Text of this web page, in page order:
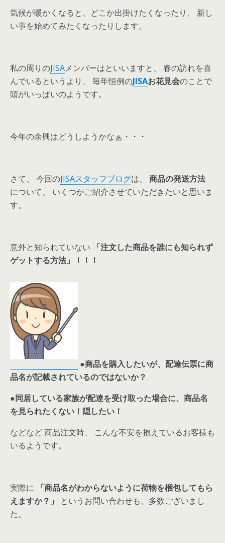
気候が暖かくなると、どこか出掛けたくなったり、 新し
い事を始めてみたくなったりします。
私の周りのJISAメンバーはといいますと、 春の訪れを喜
んでいるというより、 毎年恒例のJISAお花見会のことで
頭がいっぱいのようです。
今年の余興はどうしようかなぁ・・・
さて、 今回のJISAスタッフブログは、 商品の発送方法
について、 いくつかご紹介させていただきたいと思いま
す。
意外と知られていない
「注文した商品を誰にも知られず
ゲットする方法」！！！
●商品を購入したいが、配達伝票に商
品名が記載されているのではないか？
●同居している家族が配達を受け取った場合に、商品名
を見られたくない！隠したい！
などなど 商品注文時、 こんな不安を抱えているお客様も
いるようです。
実際に
「商品名がわからないように荷物を梱包してもら
えますか？」
というお問い合わせも、多数ございまし
た。